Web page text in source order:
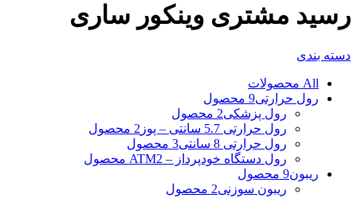
رسید مشتری وینکور ساری
دسته بندی
All محصولات
رول حرارتی9 محصول
رول پزشکی2 محصول
رول حرارتی 5.7 سانتی – پوز
2 محصول
رول حرارتی 8 سانتی
3 محصول
رول دستگاه خودپرداز – ATM 2 محصول
ریبون9 محصول
ریبون سوزنی2 محصول